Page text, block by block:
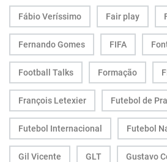
Fábio Veríssimo Fair play
Fernando Gomes FIFA
Football Talks Formação
François Letexier Futebol de
Futebol Internacional Futebol
Gil Vicente GLT Gustavo